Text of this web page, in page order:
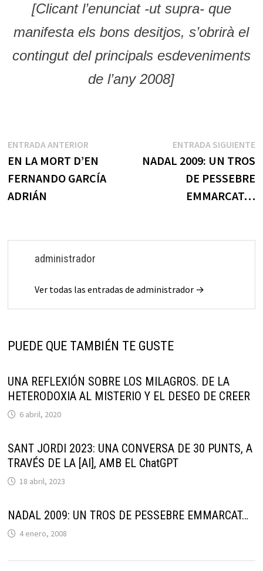
[Clicant l’enunciat -ut supra- que
manifesta els bons desitjos, s’obrirà el
contingut del principals esdeveniments
de l’any 2008]
Navegación
de
entradas
ENTRADA ANTERIOREntrada
anterior:
EN LA MORT D’EN
FERNANDO GARCÍA
ADRIÁN
ENTRADA SIGUIENTE
NADAL 2009: UN TROS
DE PESSEBRE
EMMARCAT…
administrador
Ver todas las entradas de administrador →
PUEDE QUE TAMBIÉN TE GUSTE
UNA REFLEXIÓN SOBRE LOS MILAGROS. DE LA
HETERODOXIA AL MISTERIO Y EL DESEO DE CREER
6 abril, 2020
SANT JORDI 2023: UNA CONVERSA DE 30 PUNTS, A
TRAVÉS DE LA [AI], AMB EL ChatGPT
18 abril, 2023
NADAL 2009: UN TROS DE PESSEBRE EMMARCAT…
4 enero, 2008